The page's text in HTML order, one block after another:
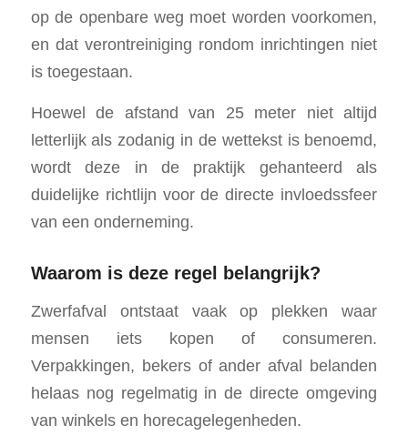
op de openbare weg moet worden voorkomen,
en dat verontreiniging rondom inrichtingen niet
is toegestaan.
Hoewel de afstand van 25 meter niet altijd
letterlijk als zodanig in de wettekst is benoemd,
wordt deze in de praktijk gehanteerd als
duidelijke richtlijn voor de directe invloedssfeer
van een onderneming.
Waarom is deze regel belangrijk?
Zwerfafval ontstaat vaak op plekken waar
mensen iets kopen of consumeren.
Verpakkingen, bekers of ander afval belanden
helaas nog regelmatig in de directe omgeving
van winkels en horecagelegenheden.